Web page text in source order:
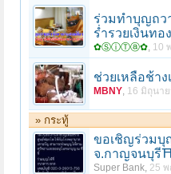
ร่วมทำบุญถว
ร่ำรวยเงินทอง
✿ⓈⓘⓉⓐ✿, 10
ช่วยเหลือช้า
MBNY, 16 มิถุนา
» กระทู้
ขอเชิญร่วมบุ
จ.กาญจนบุรี
Super Bank, 25